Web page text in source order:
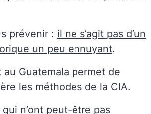
prévenir : il ne s’agit pas d’un
un peu ennuyant.
au Guatemala permet de
les méthodes de la CIA.
n’ont peut-être pas